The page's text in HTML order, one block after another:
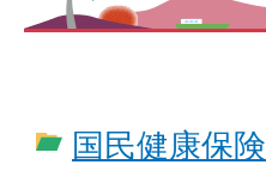
国民健康保険